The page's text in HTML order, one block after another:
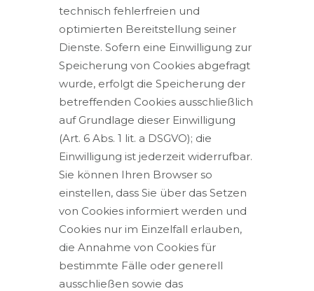
technisch fehlerfreien und
optimierten Bereitstellung seiner
Dienste. Sofern eine Einwilligung zur
Speicherung von Cookies abgefragt
wurde, erfolgt die Speicherung der
betreffenden Cookies ausschließlich
auf Grundlage dieser Einwilligung
(Art. 6 Abs. 1 lit. a DSGVO); die
Einwilligung ist jederzeit widerrufbar.
Sie können Ihren Browser so
einstellen, dass Sie über das Setzen
von Cookies informiert werden und
Cookies nur im Einzelfall erlauben,
die Annahme von Cookies für
bestimmte Fälle oder generell
ausschließen sowie das